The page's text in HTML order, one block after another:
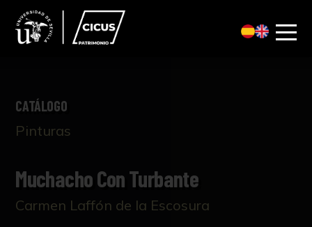
CATÁLOGO
Pinturas
Muchacho Con Turbante
Carmen Laffón de la Escosura